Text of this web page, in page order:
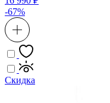
-67%
Скидка